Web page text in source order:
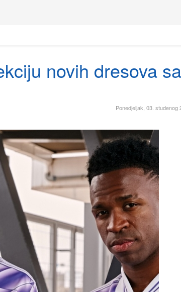
novih dresova sa
Ponedjeljak, 03. studenog